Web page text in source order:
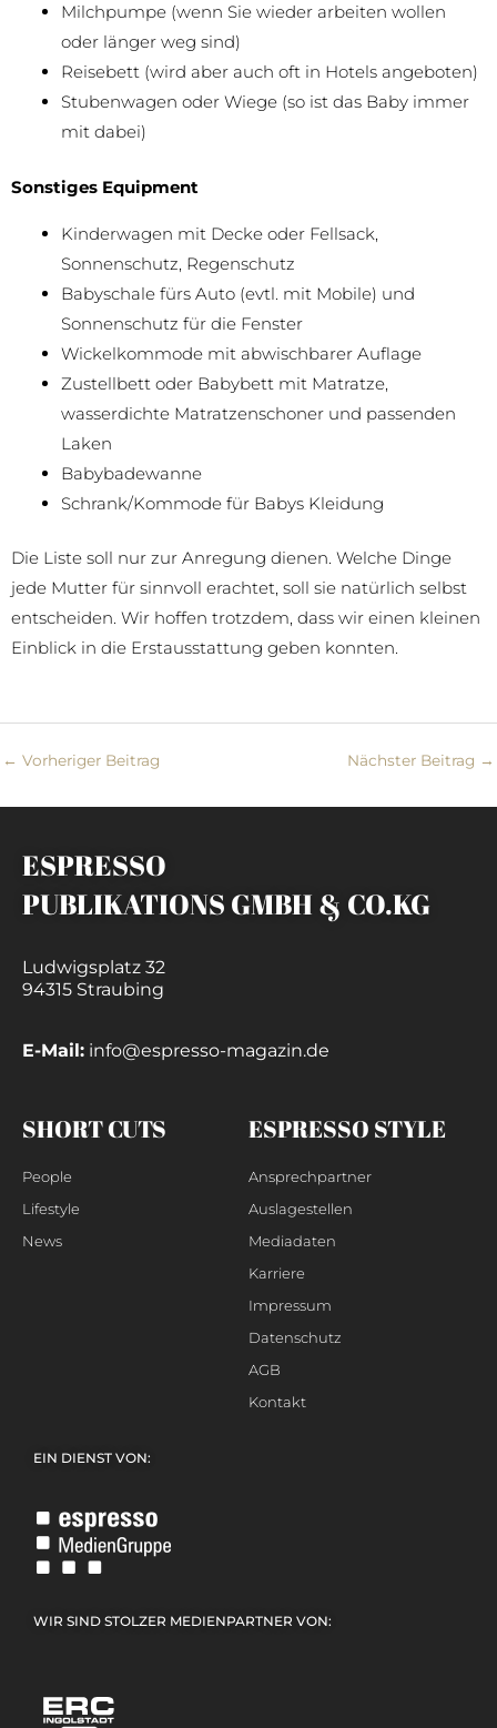
Milchpumpe (wenn Sie wieder arbeiten wollen
oder länger weg sind)
Reisebett (wird aber auch oft in Hotels angeboten)
Stubenwagen oder Wiege (so ist das Baby immer
mit dabei)
Sonstiges Equipment
Kinderwagen mit Decke oder Fellsack,
Sonnenschutz, Regenschutz
Babyschale fürs Auto (evtl. mit Mobile) und
Sonnenschutz für die Fenster
Wickelkommode mit abwischbarer Auflage
Zustellbett oder Babybett mit Matratze,
wasserdichte Matratzenschoner und passenden
Laken
Babybadewanne
Schrank/Kommode für Babys Kleidung
Die Liste soll nur zur Anregung dienen. Welche Dinge
jede Mutter für sinnvoll erachtet, soll sie natürlich selbst
entscheiden. Wir hoffen trotzdem, dass wir einen kleinen
Einblick in die Erstausstattung geben konnten.
← Vorheriger Beitrag Nächster Beitrag →
ESPRESSO
PUBLIKATIONS GMBH & CO.KG
Ludwigsplatz 32
94315 Straubing
E-Mail: info@espresso-magazin.de
SHORT CUTS
People
Lifestyle
News
ESPRESSO STYLE
Ansprechpartner
Auslagestellen
Mediadaten
Karriere
Impressum
Datenschutz
AGB
Kontakt
EIN DIENST VON:
WIR SIND STOLZER MEDIENPARTNER VON: